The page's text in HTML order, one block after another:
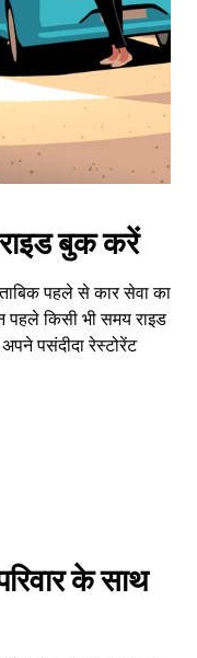
बुक करें
पहले से कार सेवा का
पहले किसी भी समय राइड
पसंदीदा रेस्टोरेंट
के साथ